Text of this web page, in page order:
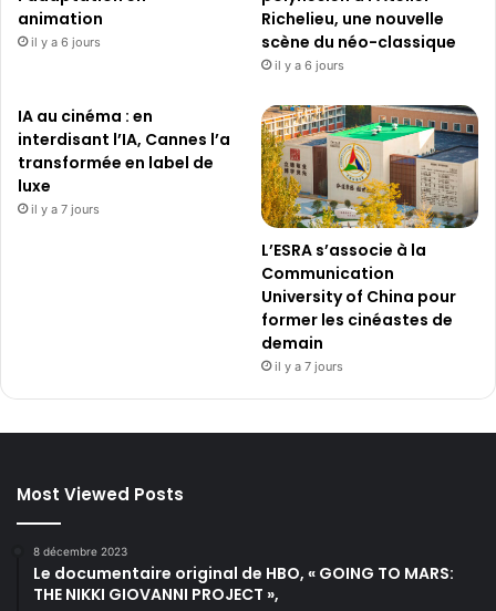
animation
il y a 6 jours
Richelieu, une nouvelle
scène du néo-classique
il y a 6 jours
IA au cinéma : en
interdisant l’IA, Cannes l’a
transformée en label de
luxe
il y a 7 jours
L’ESRA s’associe à la
Communication
University of China pour
former les cinéastes de
demain
il y a 7 jours
Most Viewed Posts
8 décembre 2023
Le documentaire original de HBO, « GOING TO MARS:
THE NIKKI GIOVANNI PROJECT »,